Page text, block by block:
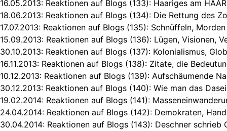
16.05.2013: Reaktionen auf Blogs (133): Haariges am
18.06.2013: Reaktionen auf Blogs (134): Die Rettung des
17.07.2013: Reaktionen auf Blogs (135): Schnüffeln,
15.09.2013: Reaktionen auf Blogs (136): Lügen, Visionen,
30.10.2013: Reaktionen auf Blogs (137): Kolonialismus,
16.11.2013: Reaktionen auf Blogs (138): Zitate, die
10.12.2013: Reaktionen auf Blogs (139): Aufschäumende
30.12.2013: Reaktionen auf Blogs (140): Wie man das
19.02.2014: Reaktionen auf Blogs (141):
24.04.2014: Reaktionen auf Blogs (142): Demokraten,
30.04.2014: Reaktionen auf Blogs (143): Deschner schrieb